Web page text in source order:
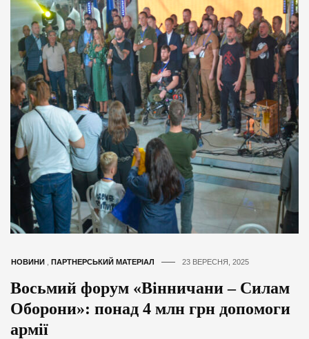
НОВИНИ ПАРТНЕРСЬКИЙ МАТЕРІАЛ 23 ВЕРЕСНЯ, 2025
Восьмий форум «Вінничани – Силам
Оборони»: понад 4 млн грн допомоги
армії